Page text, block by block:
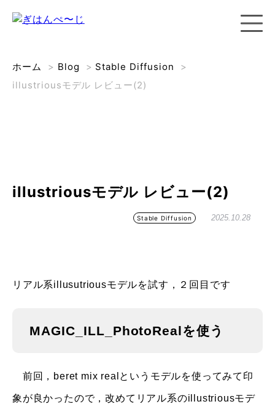
ホーム > Blog > Stable Diffusion
>
illustriousモデル レビュー(2)
illustriousモデル レビュー(2)
Stable Diffusion 2025.10.28
リアル系illusutriousモデルを試す，２回目です
MAGIC_ILL_PhotoRealを使う
前回，beret mix realというモデルを使ってみて印
象が良かったので，改めてリアル系のillustriousモデ